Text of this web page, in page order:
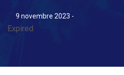
9 novembre 2023 -
Expired